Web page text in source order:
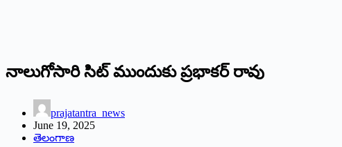
నాలుగోసారి సిట్‌ ముందుకు ప్రభాకర్‌ రావు
prajatantra_news
June 19, 2025
తెలంగాణ